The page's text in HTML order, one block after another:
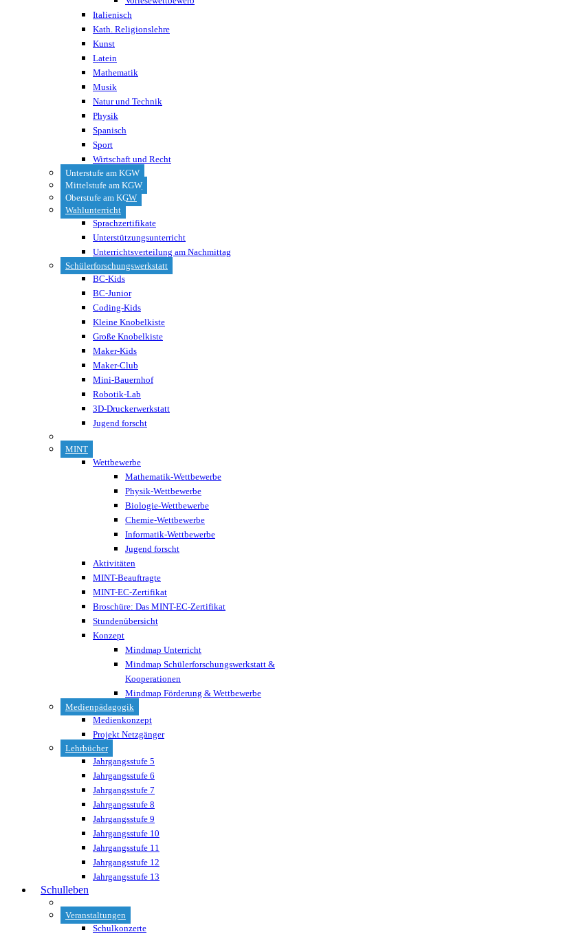
Italienisch
Kath. Religionslehre
Kunst
Latein
Mathematik
Musik
Natur und Technik
Physik
Spanisch
Sport
Wirtschaft und Recht
Unterstufe am KGW
Mittelstufe am KGW
Oberstufe am KGW
Wahlunterricht
Sprachzertifikate
Unterstützungsunterricht
Unterrichtsverteilung am Nachmittag
Schülerforschungswerkstatt
BC-Kids
BC-Junior
Coding-Kids
Kleine Knobelkiste
Große Knobelkiste
Maker-Kids
Maker-Club
Mini-Bauernhof
Robotik-Lab
3D-Druckerwerkstatt
Jugend forscht
MINT
Wettbewerbe
Mathematik-Wettbewerbe
Physik-Wettbewerbe
Biologie-Wettbewerbe
Chemie-Wettbewerbe
Informatik-Wettbewerbe
Jugend forscht
Aktivitäten
MINT-Beauftragte
MINT-EC-Zertifikat
Broschüre: Das MINT-EC-Zertifikat
Stundenübersicht
Konzept
Mindmap Unterricht
Mindmap Schülerforschungswerkstatt &
Kooperationen
Mindmap Förderung & Wettbewerbe
Medienpädagogik
Medienkonzept
Projekt Netzgänger
Lehrbücher
Jahrgangsstufe 5
Jahrgangsstufe 6
Jahrgangsstufe 7
Jahrgangsstufe 8
Jahrgangsstufe 9
Jahrgangsstufe 10
Jahrgangsstufe 11
Jahrgangsstufe 12
Jahrgangsstufe 13
Schulleben
Veranstaltungen
Schulkonzerte